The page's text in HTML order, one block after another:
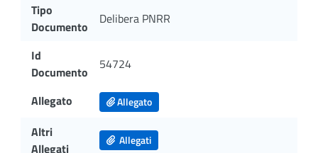
Tipo
Documento
Delibera PNRR
Id
Documento
54724
Allegato Allegato
Altri
Allegati
Allegati